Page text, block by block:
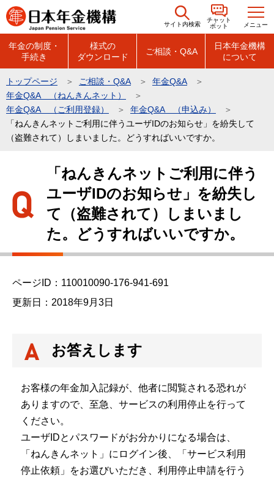
こ
の
の
先
サイト内検索
チャット
ボット
メニュー
年金の制度・
手続き
様式の
ダウンロード
ご相談・Q&A
日本年金機構
について
トップページ ご相談・Q&A
年金Q&A
年金Q&A （ねんきんネット）
年金Q&A （ご利用登録）
年金Q&A （申込み）
「ねんきんネットご利用に伴うユーザIDのお知らせ」を紛失して
（盗難されて）しまいました。どうすればいいですか。
「ねんきんネットご利用に伴う
ユーザIDのお知らせ」を紛失し
て（盗難されて）しまいまし
た。どうすればいいですか。
ページID：110010090-176-941-691
更新日：2018年9月3日
お答えします
お客様の年金加入記録が、他者に閲覧される恐れが
ありますので、至急、サービスの利用停止を行って
ください。
ユーザIDとパスワードがお分かりになる場合は、
「ねんきんネット」にログイン後、「サービス利用
停止依頼」をお選びいただき、利用停止申請を行う